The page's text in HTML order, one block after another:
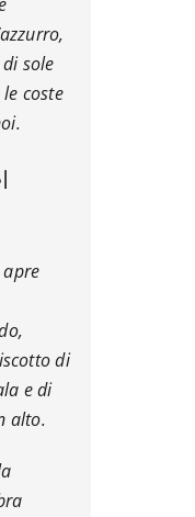
sole
coste
di
e di
alto.